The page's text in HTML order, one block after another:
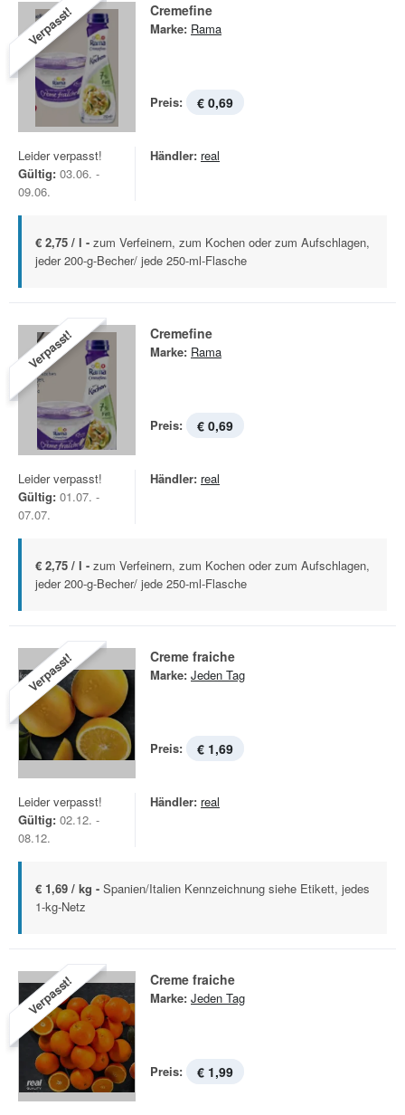
Verpasst! Cremefine
Marke: Rama
Preis: € 0,69
Leider verpasst!
Gültig: 03.06. -
09.06.
Händler: real
€ 2,75 / l - zum Verfeinern, zum Kochen oder zum Aufschlagen,
jeder 200-g-Becher/ jede 250-ml-Flasche
Verpasst! Cremefine
Marke: Rama
Preis: € 0,69
Leider verpasst!
Gültig: 01.07. -
07.07.
Händler: real
€ 2,75 / l - zum Verfeinern, zum Kochen oder zum Aufschlagen,
jeder 200-g-Becher/ jede 250-ml-Flasche
Verpasst! Creme fraiche
Marke: Jeden Tag
Preis: € 1,69
Leider verpasst!
Gültig: 02.12. -
08.12.
Händler: real
€ 1,69 / kg - Spanien/Italien Kennzeichnung siehe Etikett, jedes
1-kg-Netz
Verpasst! Creme fraiche
Marke: Jeden Tag
Preis: € 1,99